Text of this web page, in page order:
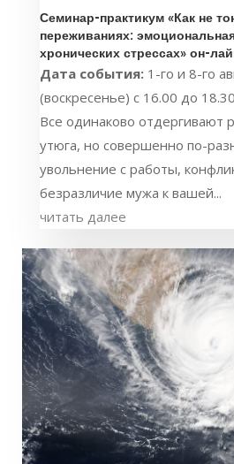
Семинар-практикум «Как не
переживаниях:
хронических стрессах» он-
Дата события: 1-го и 8-го
(воскресенье) с 16.00 до
Все одинаково отдергивают
утюга, но совершенно по-
увольнение с работы,
безразличие мужа к вашей...
читать далее